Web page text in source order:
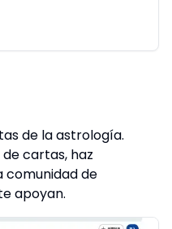
de la astrología.
cartas, haz
comunidad de
apoyan.